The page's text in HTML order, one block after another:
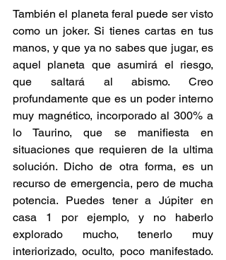
También el planeta feral puede ser visto
como un joker. Si tienes cartas en tus
manos, y que ya no sabes que jugar, es
aquel planeta que asumirá el riesgo,
que saltará al abismo. Creo
profundamente que es un poder interno
muy magnético, incorporado al 300% a
lo Taurino, que se manifiesta en
situaciones que requieren de la ultima
solución. Dicho de otra forma, es un
recurso de emergencia, pero de mucha
potencia. Puedes tener a Júpiter en
casa 1 por ejemplo, y no haberlo
explorado mucho, tenerlo muy
interiorizado, oculto, poco manifestado.